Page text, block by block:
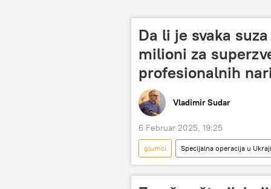
Da li je svaka
milioni za
profesionalnih
Vladimir Sudar
6 Februar 2025, 19:25
glumci Specijalna operacija u
Holivudski glumci